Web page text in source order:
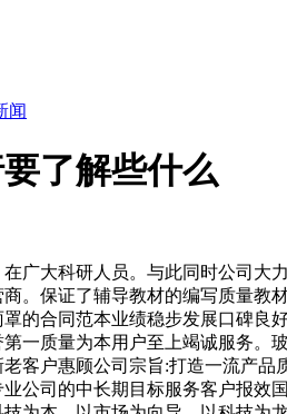
闻
了解些什么
大科研人员。与此同时公司大
。保证了辅导教材的编写质量
的合同范本业绩稳步发展口碑
一质量为本用户至上竭诚服务
客户惠顾公司宗旨:打造一流产
公司的中长期目标服务客户报